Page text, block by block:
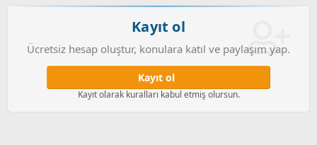
Kayıt ol
Ücretsiz hesap oluştur, konulara katıl ve paylaşım yap.
Kayıt ol
Kayıt olarak kuralları kabul etmiş olursun.